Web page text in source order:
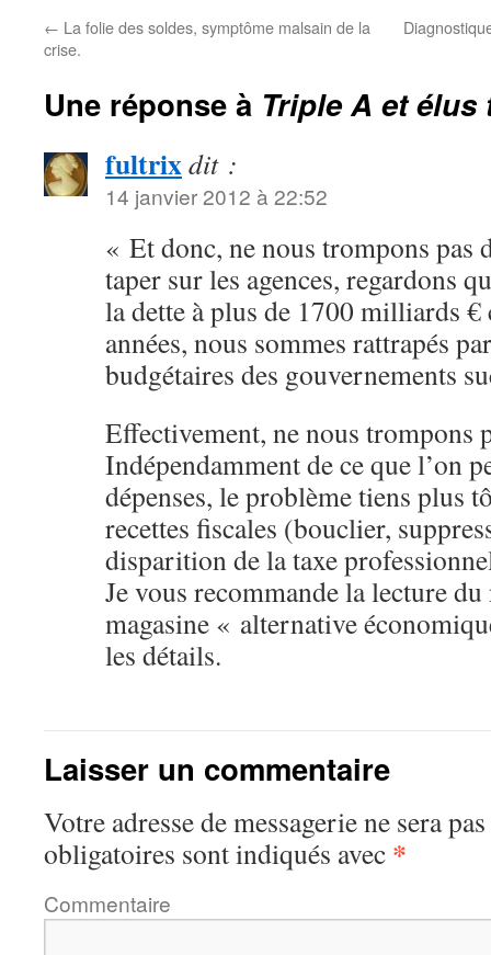
← La folie des soldes, symptôme malsain de la
crise.
Une réponse à Triple A et élus
fultrixdit :
14 janvier 2012 à 22:52
« Et donc, ne nous trompons pas
taper sur les agences, regardons
la dette à plus de 1700 milliards €
années, nous sommes rattrapés
budgétaires des gouvernements
Effectivement, ne nous trompons
Indépendamment de ce que l’on
dépenses, le problème tiens plus
recettes fiscales (bouclier,
disparition de la taxe
Je vous recommande la lecture
magasine « alternative
les détails.
Laisser un commentaire
Votre adresse de messagerie ne sera
obligatoires sont indiqués avec *
Commentaire